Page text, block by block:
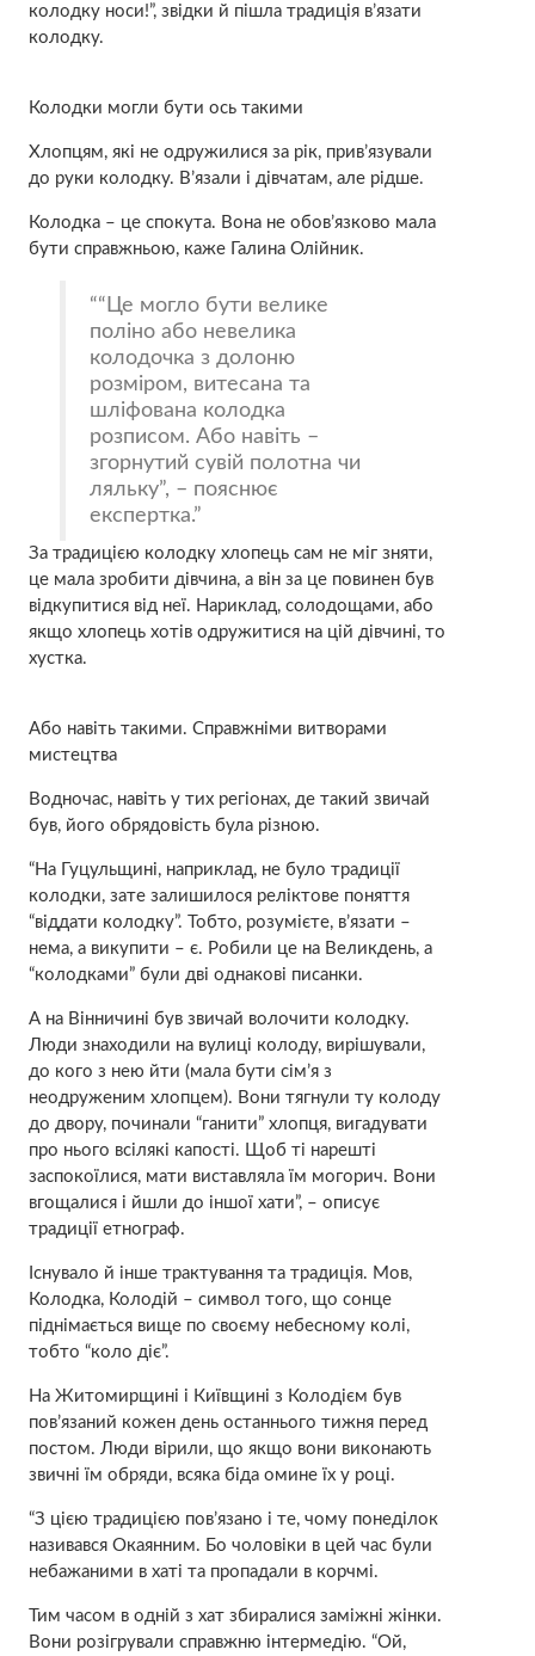
колодку носи!”, звідки й пішла традиція в’язати
колодку.
Колодки могли бути ось такими
Хлопцям, які не одружилися за рік, прив’язували
до руки колодку. В’язали і дівчатам, але рідше.
Колодка – це спокута. Вона не обов’язково мала
бути справжньою, каже Галина Олійник.
“Це могло бути велике
поліно або невелика
колодочка з долоню
розміром, витесана та
шліфована колодка
розписом. Або навіть –
згорнутий сувій полотна чи
ляльку”, – пояснює
експертка.
За традицією колодку хлопець сам не міг зняти,
це мала зробити дівчина, а він за це повинен був
відкупитися від неї. Нариклад, солодощами, або
якщо хлопець хотів одружитися на цій дівчині, то
хустка.
Або навіть такими. Справжніми витворами
мистецтва
Водночас, навіть у тих регіонах, де такий звичай
був, його обрядовість була різною.
“На Гуцульщині, наприклад, не було традиції
колодки, зате залишилося реліктове поняття
“віддати колодку”. Тобто, розумієте, в’язати –
нема, а викупити – є. Робили це на Великдень, а
“колодками” були дві однакові писанки.
А на Вінничині був звичай волочити колодку.
Люди знаходили на вулиці колоду, вирішували,
до кого з нею йти (мала бути сім’я з
неодруженим хлопцем). Вони тягнули ту колоду
до двору, починали “ганити” хлопця, вигадувати
про нього всілякі капості. Щоб ті нарешті
заспокоїлися, мати виставляла їм могорич. Вони
вгощалися і йшли до іншої хати”, – описує
традиції етнограф.
Існувало й інше трактування та традиція. Мов,
Колодка, Колодій – символ того, що сонце
піднімається вище по своєму небесному колі,
тобто “коло діє”.
На Житомирщині і Київщині з Колодієм був
пов’язаний кожен день останнього тижня перед
постом. Люди вірили, що якщо вони виконають
звичні їм обряди, всяка біда омине їх у році.
“З цією традицією пов’язано і те, чому понеділок
називався Окаянним. Бо чоловіки в цей час були
небажаними в хаті та пропадали в корчмі.
Тим часом в одній з хат збиралися заміжні жінки.
Вони розігрували справжню інтермедію. “Ой,